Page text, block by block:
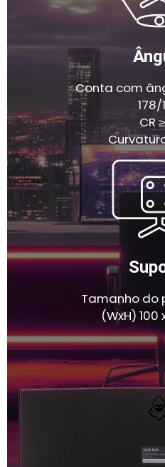
Conta com
178/
CR
Tamanho do
(WxH) 100